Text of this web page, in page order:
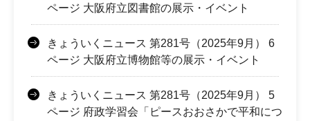
ページ 大阪府立図書館の展示・イベント
きょういくニュース 第281号（2025年9月） 6
ページ 大阪府立博物館等の展示・イベント
きょういくニュース 第281号（2025年9月） 5
ページ 府政学習会「ピースおおさかで平和につ